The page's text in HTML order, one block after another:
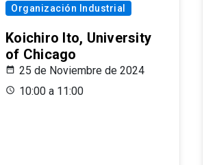
Organización Industrial
Koichiro Ito, University
of Chicago
25 de Noviembre de 2024
10:00 a 11:00